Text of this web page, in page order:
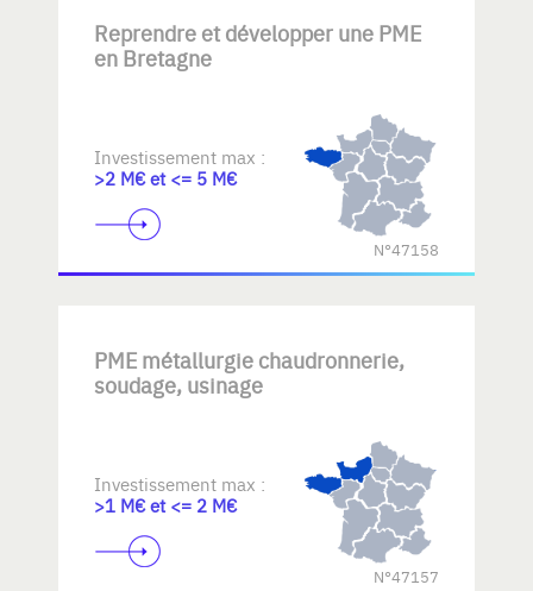
Reprendre et développer une PME
en Bretagne
Investissement max :
>2 M€ et <= 5 M€
N°47158
PME métallurgie chaudronnerie,
soudage, usinage
Investissement max :
>1 M€ et <= 2 M€
N°47157